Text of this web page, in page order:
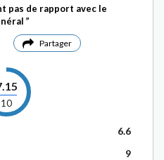
pas de rapport avec le
Partager
10
6.6
9